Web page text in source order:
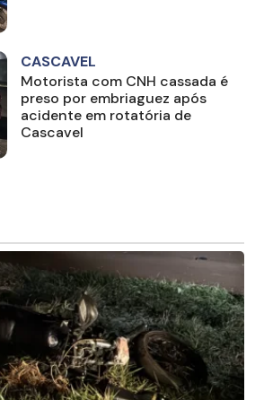
CASCAVEL
Motorista com CNH cassada é
preso por embriaguez após
acidente em rotatória de
Cascavel